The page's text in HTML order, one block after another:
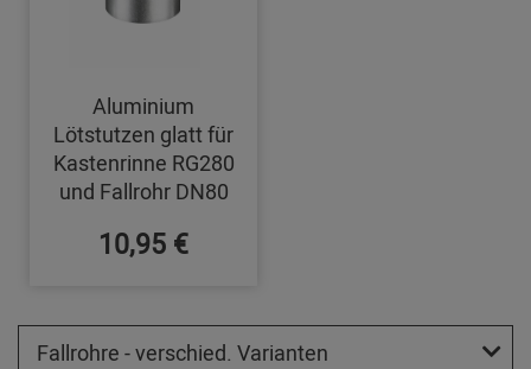
Aluminium
Lötstutzen glatt für
Kastenrinne RG280
und Fallrohr DN80
10,95 €
Fallrohre - verschied. Varianten